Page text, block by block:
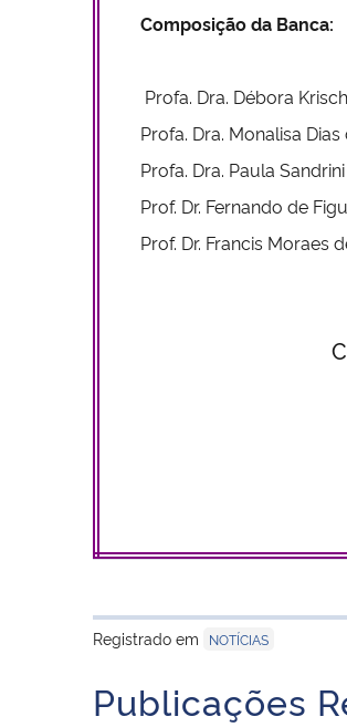
Composição da Banca:
Profa. Dra. Débora
Profa. Dra. Monalisa
Profa. Dra. Paula
Prof. Dr. Fernando de
Prof. Dr. Francis Moraes
Coordenação
Registrado em
NOTÍCIAS
Publicações